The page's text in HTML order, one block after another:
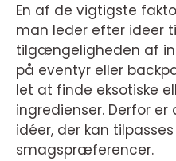
En af de vigtigste
man leder efter ideer
tilgængeligheden af
på eventyr eller
let at finde eksotiske
ingredienser. Derfor
idéer, der kan
smagspræferencer.